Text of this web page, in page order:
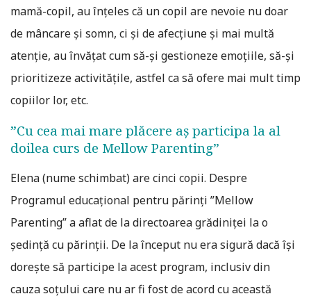
mamă-copil, au înțeles că un copil are nevoie nu doar
de mâncare și somn, ci și de afecțiune și mai multă
atenție, au învățat cum să-și gestioneze emoțiile, să-și
prioritizeze activitățile, astfel ca să ofere mai mult timp
copiilor lor, etc.
”Cu cea mai mare plăcere aș participa la al
doilea curs de Mellow Parenting”
Elena (nume schimbat) are cinci copii. Despre
Programul educațional pentru părinți ”Mellow
Parenting” a aflat de la directoarea grădiniței la o
ședință cu părinții. De la început nu era sigură dacă își
dorește să participe la acest program, inclusiv din
cauza soțului care nu ar fi fost de acord cu această